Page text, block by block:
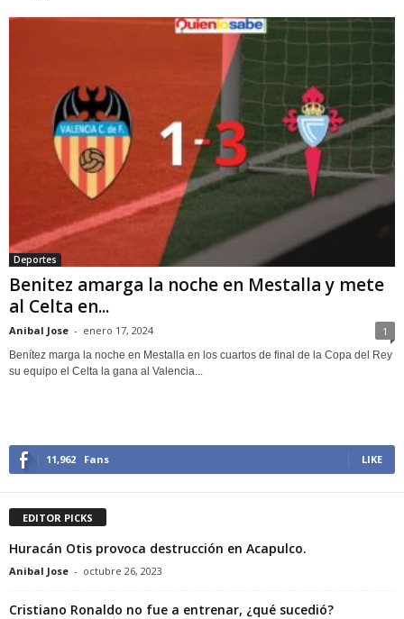
Deportes
Benitez amarga la noche en Mestalla y mete
al Celta en...
Anibal Jose - enero 17, 2024 1
Benítez marga la noche en Mestalla en los cuartos de final de la Copa del Rey
su equipo el Celta la gana al Valencia...
11,962 Fans LIKE
EDITOR PICKS
Huracán Otis provoca destrucción en Acapulco.
Anibal Jose - octubre 26, 2023
Cristiano Ronaldo no fue a entrenar, ¿qué sucedió?